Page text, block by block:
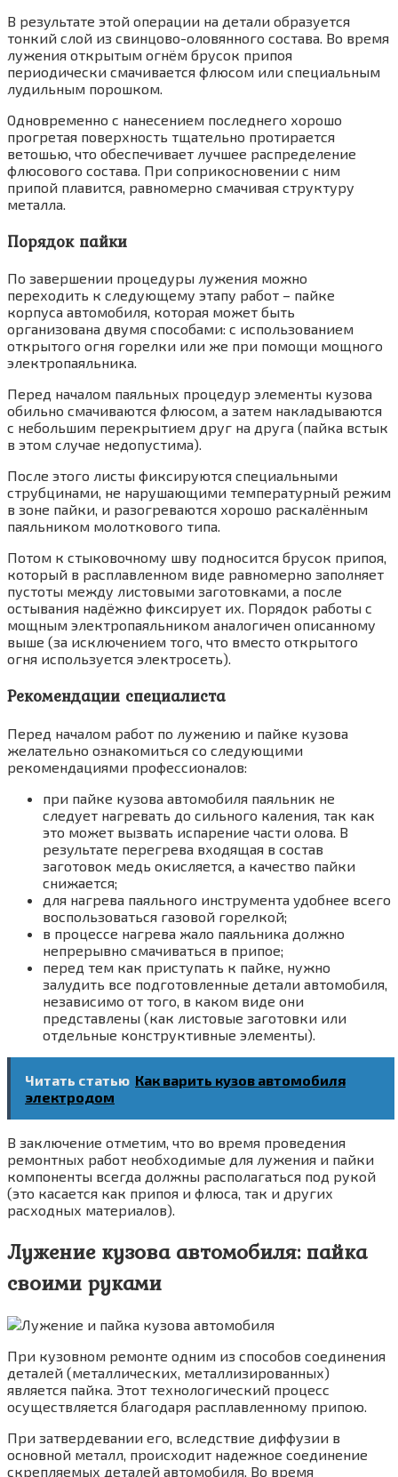
В результате этой операции на детали образуется
тонкий слой из свинцово-оловянного состава. Во время
лужения открытым огнём брусок припоя
периодически смачивается флюсом или специальным
лудильным порошком.
Одновременно с нанесением последнего хорошо
прогретая поверхность тщательно протирается
ветошью, что обеспечивает лучшее распределение
флюсового состава. При соприкосновении с ним
припой плавится, равномерно смачивая структуру
металла.
Порядок пайки
По завершении процедуры лужения можно
переходить к следующему этапу работ – пайке
корпуса автомобиля, которая может быть
организована двумя способами: с использованием
открытого огня горелки или же при помощи мощного
электропаяльника.
Перед началом паяльных процедур элементы кузова
обильно смачиваются флюсом, а затем накладываются
с небольшим перекрытием друг на друга (пайка встык
в этом случае недопустима).
После этого листы фиксируются специальными
струбцинами, не нарушающими температурный режим
в зоне пайки, и разогреваются хорошо раскалённым
паяльником молоткового типа.
Потом к стыковочному шву подносится брусок припоя,
который в расплавленном виде равномерно заполняет
пустоты между листовыми заготовками, а после
остывания надёжно фиксирует их. Порядок работы с
мощным электропаяльником аналогичен описанному
выше (за исключением того, что вместо открытого
огня используется электросеть).
Рекомендации специалиста
Перед началом работ по лужению и пайке кузова
желательно ознакомиться со следующими
рекомендациями профессионалов:
при пайке кузова автомобиля паяльник не
следует нагревать до сильного каления, так как
это может вызвать испарение части олова. В
результате перегрева входящая в состав
заготовок медь окисляется, а качество пайки
снижается;
для нагрева паяльного инструмента удобнее всего
воспользоваться газовой горелкой;
в процессе нагрева жало паяльника должно
непрерывно смачиваться в припое;
перед тем как приступать к пайке, нужно
залудить все подготовленные детали автомобиля,
независимо от того, в каком виде они
представлены (как листовые заготовки или
отдельные конструктивные элементы).
Читать статью Как варить кузов автомобиля
электродом
В заключение отметим, что во время проведения
ремонтных работ необходимые для лужения и пайки
компоненты всегда должны располагаться под рукой
(это касается как припоя и флюса, так и других
расходных материалов).
Лужение кузова автомобиля: пайка
своими руками
При кузовном ремонте одним из способов соединения
деталей (металлических, металлизированных)
является пайка. Этот технологический процесс
осуществляется благодаря расплавленному припою.
При затвердевании его, вследствие диффузии в
основной металл, происходит надежное соединение
скрепляемых деталей автомобиля. Во время